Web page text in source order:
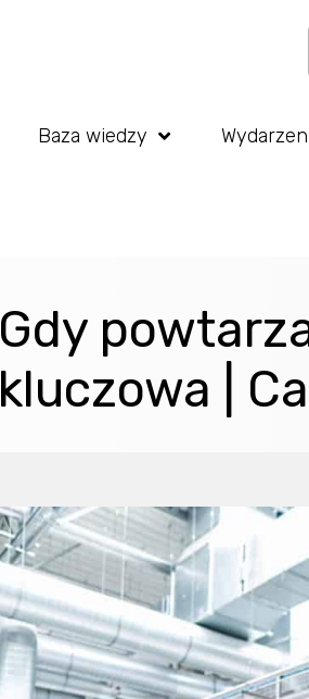
Baza wiedzy
Gdy
kluczowa |